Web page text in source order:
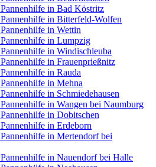
in Bad Köstritz
in Bitterfeld-Wolfen
in Wettin
in Lumpzig
in Windischleuba
in Frauenprießnitz
in Rauda
in Mehna
in Schmiedehausen
in Wangen bei Naumburg
in Dobitschen
in Erdeborn
in Mertendorf bei
in Nauendorf bei Halle